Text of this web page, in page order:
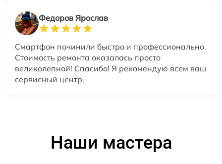
Федоров Ярослав
Смартфон починили быстро и профессионально.
Стоимость ремонта оказалась просто
великолепной! Спасибо! Я рекомендую всем ваш
сервисный центр.
Наши мастера